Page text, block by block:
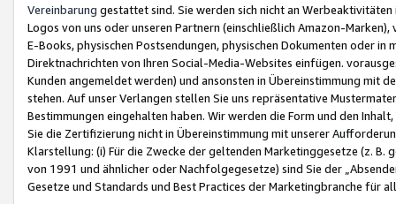
Vereinbarung gestattet sind. Sie werden sich nicht an
Logos von uns oder unseren Partnern (einschließlich Amazon-
E-Books, physischen Postsendungen, physischen Dokumenten oder in
Direktnachrichten von Ihren Social-Media-Websites einfügen.
Kunden angemeldet werden) und ansonsten in Übereinstimmung mit
stehen. Auf unser Verlangen stellen Sie uns repräsentative
Bestimmungen eingehalten haben. Wir werden die Form und den
Sie die Zertifizierung nicht in Übereinstimmung mit unserer
Klarstellung: (i) Für die Zwecke der geltenden Marketinggesetze (z. B.
von 1991 und ähnlicher oder Nachfolgegesetze) sind Sie der
Gesetze und Standards und Best Practices der Marketingbranche für